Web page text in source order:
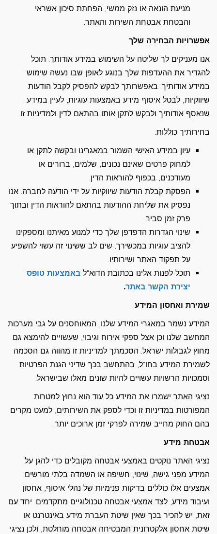
מניעת הונאה או נזק ממשי, הפחתת סיכון אשראי
והבטחת אבטחת השירות והאתר.
אפשרויות הבחירה שלך
אנו מעניקים לך שליטה על השימוש במידע אודותך. תוכל
להגדיר את ההעדפות שלך בנוגע לאופן שבו נעשה שימוש
במידע אודותיך. באפשרותך לבקש להפסיק לקבל הודעות
שיווקיות, לבטל איסוף מידע באמצעות עוגיות, לעיין במידע
שנאסף אודותיך ולבקש לתקן אותו בהתאם לדין ולמדיניות זו.
בחירותיך כוללות:
עיון במידע האישי השמור במאגרינו ובקשה לתקן או
למחוק פרטים שאינם נכונים, שלמים, ברורים או
מעודכנים, בכפוף להוראות הדין.
הפסקת קבלת הודעות שיווקיות על ידי הודעה לחברה. אנו
נפסיק את שליחת ההודעות בהתאם להוראות הדין ובתוך
פרק זמן סביר.
שינוי הגדרות הדפדפן שלך כדי למנוע מאיתנו ומספקינו
להציב עוגיות במכשירך. שים לב ששינוי זה עשוי להשפיע
על תפקוד האתר ושירותיו.
תוכל לפנות אלינו בכתובת הדוא"ל באמצעות טופס
יצירת הקשר באתר.
שמירת ואחסון המידע
המידע נשמר במאגרי המידע שלנו, המאוחסנים על גבי מערכות
המחשב שלנו וכן אצל ספקי אירוח וגיבוי, שעשויים להימצא גם
מחוץ לגבולות ישראל. הסכמתך למדיניות זו מהווה גם הסכמה
לשמירת המידע בחו"ל, בהתחשב בכך שדיני הגנת הפרטיות
וסמכויות הרשויות עשויים להיות שונים מאלו שבישראל.
נציגי האתר ישמרו את המידע כל עוד הוא נחוץ למטרות
המפורטות במדיניות זו וכדי לספק את השירותים, למעט מקרים
בהם החוק מחייב שמירה לפרקי זמן ארוכים יותר.
אבטחת מידע
נציגי האתר נוקטים באמצעי אבטחה מקובלים כדי להגן על
המידע מפני גישה, שינוי, חשיפה או השמדה בלתי מורשים.
אמצעים אלו כוללים בדיקות פנימיות של נהלי איסוף, אחסון
ועיבוד מידע, לצד אמצעי אבטחה טכנולוגיים מתקדמים. יחד עם
זאת, יש להכיר בכך שאין שיטת העברת מידע באינטרנט או
שיטת אחסון אלקטרונית המבטיחה אבטחה מוחלטת, ולכן נציגי